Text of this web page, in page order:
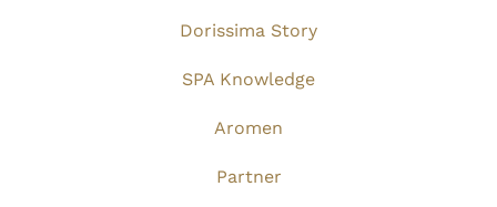
Dorissima Story
SPA Knowledge
Aromen
Partner